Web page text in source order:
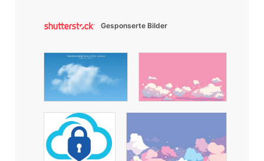
Gesponserte Bilder